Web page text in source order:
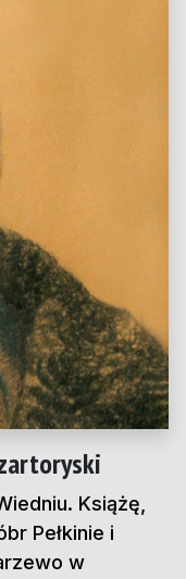
Książę,
Pełkinie i
w